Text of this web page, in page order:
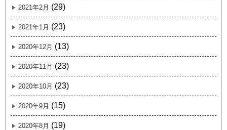
2021年2月 (29)
2021年1月 (23)
2020年12月 (13)
2020年11月 (23)
2020年10月 (23)
2020年9月 (15)
2020年8月 (19)